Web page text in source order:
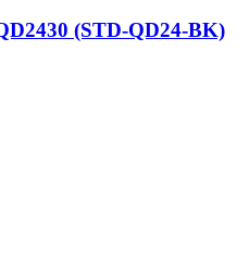
(STD-QD24-BK)